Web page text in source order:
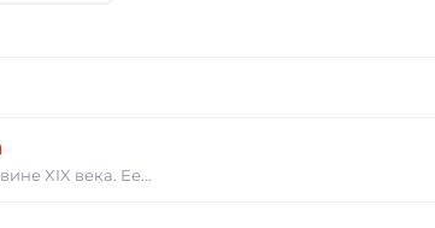
XIX века. Ее…